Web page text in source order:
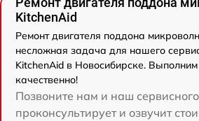
KitchenAid
Ремонт двигателя поддона
несложная задача для нашего
KitchenAid в Новосибирске.
качественно!
Позвоните нам и наш
проконсультирует и озвучит